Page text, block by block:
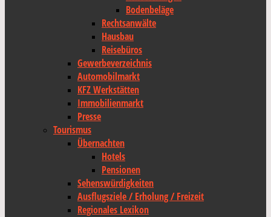
Bodenbeläge
Rechtsanwälte
Hausbau
Reisebüros
Gewerbeverzeichnis
Automobilmarkt
KFZ Werkstätten
Immobilienmarkt
Presse
Tourismus
Übernachten
Hotels
Pensionen
Sehenswürdigkeiten
Ausflugsziele / Erholung / Freizeit
Regionales Lexikon